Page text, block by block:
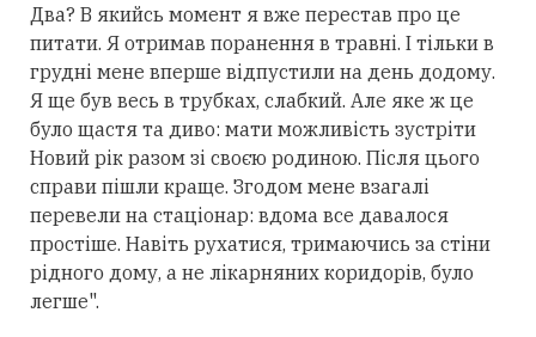
Два? В якийсь момент я вже перестав про це
питати. Я отримав поранення в травні. І тільки в
грудні мене вперше відпустили на день додому.
Я ще був весь в трубках, слабкий. Але яке ж це
було щастя та диво: мати можливість зустріти
Новий рік разом зі своєю родиною. Після цього
справи пішли краще. Згодом мене взагалі
перевели на стаціонар: вдома все давалося
простіше. Навіть рухатися, тримаючись за стіни
рідного дому, а не лікарняних коридорів, було
легше".